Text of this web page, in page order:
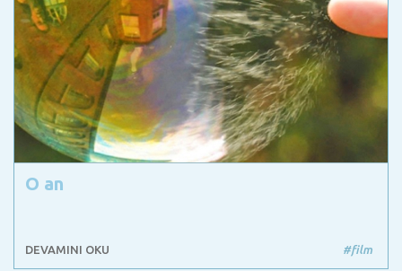
O an
DEVAMINI OKU #film